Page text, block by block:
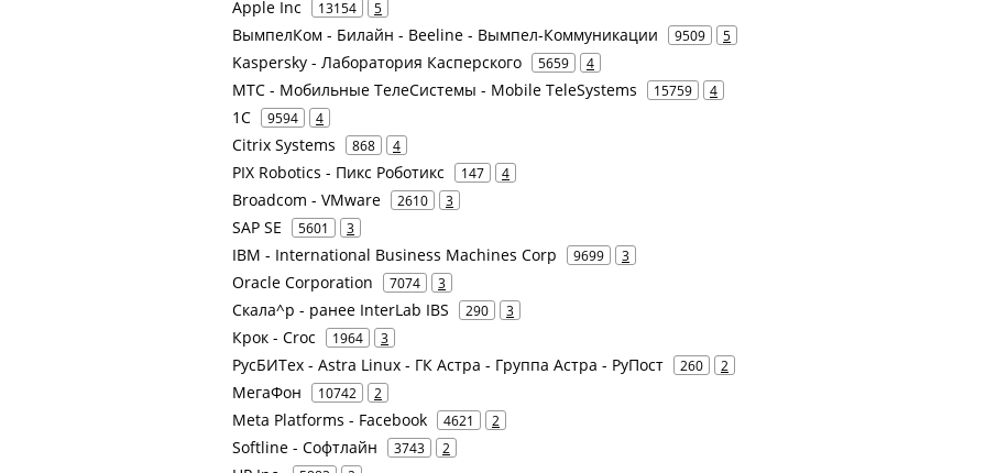
Apple Inc 13154 5
ВымпелКом - Билайн - Beeline - Вымпел-Коммуникации 9509 5
Kaspersky - Лаборатория Касперского 5659 4
МТС - Мобильные ТелеСистемы - Mobile TeleSystems 15759 4
1С 9594 4
Citrix Systems 868 4
PIX Robotics - Пикс Роботикс 147 4
Broadcom - VMware 2610 3
SAP SE 5601 3
IBM - International Business Machines Corp 9699 3
Oracle Corporation 7074 3
Скала^р - ранее InterLab IBS 290 3
Крок - Croc 1964 3
РусБИТех - Astra Linux - ГК Астра - Группа Астра - РуПост 260 2
МегаФон 10742 2
Meta Platforms - Facebook 4621 2
Softline - Софтлайн 3743 2